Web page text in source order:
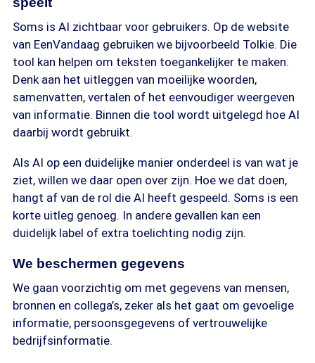
Soms is AI zichtbaar voor gebruikers. Op de website
van EenVandaag gebruiken we bijvoorbeeld Tolkie. Die
tool kan helpen om teksten toegankelijker te maken.
Denk aan het uitleggen van moeilijke woorden,
samenvatten, vertalen of het eenvoudiger weergeven
van informatie. Binnen die tool wordt uitgelegd hoe AI
daarbij wordt gebruikt.
Als AI op een duidelijke manier onderdeel is van wat je
ziet, willen we daar open over zijn. Hoe we dat doen,
hangt af van de rol die AI heeft gespeeld. Soms is een
korte uitleg genoeg. In andere gevallen kan een
duidelijk label of extra toelichting nodig zijn.
We beschermen gegevens
We gaan voorzichtig om met gegevens van mensen,
bronnen en collega’s, zeker als het gaat om gevoelige
informatie, persoonsgegevens of vertrouwelijke
bedrijfsinformatie.